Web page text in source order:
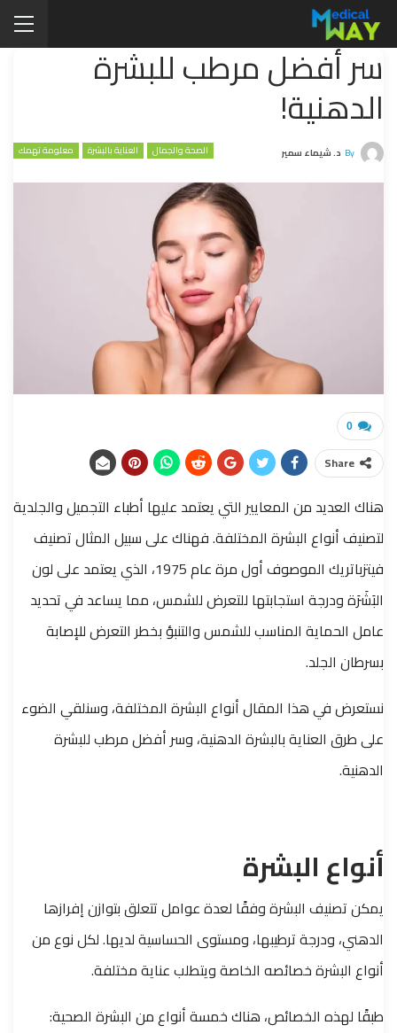
سر أفضل مرطب للبشرة
الدهنية!
الصحة والجمال العناية بالبشرة معلومة تهمك By د. شيماء سمير
0
Share
هناك العديد من المعايير التي يعتمد عليها أطباء التجميل والجلدية
لتصنيف أنواع البشرة المختلفة. فهناك على سبيل المثال تصنيف
فيتزباتريك الموصوف أول مرة عام 1975، الذي يعتمد على لون
البَشَرَة ودرجة استجابتها للتعرض للشمس، مما يساعد في تحديد
عامل الحماية المناسب للشمس والتنبؤ بخطر التعرض للإصابة
بسرطان الجلد.
نستعرض في هذا المقال أنواع البشرة المختلفة، وسنلقي الضوء
على طرق العناية بالبشرة الدهنية، وسر أفضل مرطب للبشرة
الدهنية.
أنواع البشرة
يمكن تصنيف البشرة وفقًا لعدة عوامل تتعلق بتوازن إفرازها
الدهني، ودرجة ترطيبها، ومستوى الحساسية لديها. لكل نوع من
أنواع البشرة خصائصه الخاصة ويتطلب عناية مختلفة.
طبقًا لهذه الخصائص، هناك خمسة أنواع من البشرة الصحية: